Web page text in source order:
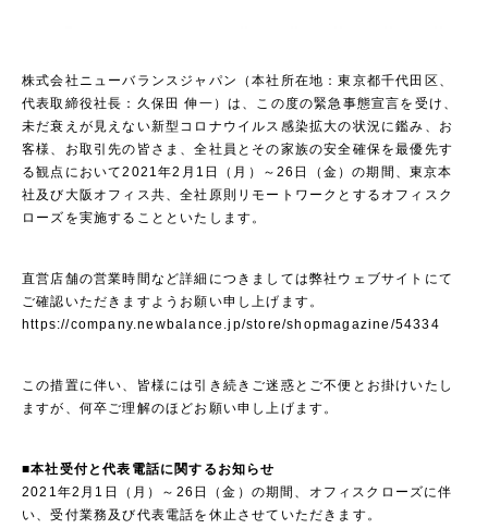
株式会社ニューバランスジャパン（本社所在地：東京都千代田区、
代表取締役社長：久保田 伸一）は、この度の緊急事態宣言を受け、
未だ衰えが見えない新型コロナウイルス感染拡大の状況に鑑み、お
客様、お取引先の皆さま、全社員とその家族の安全確保を最優先す
る観点において2021年2月1日（月）～26日（金）の期間、東京本
社及び大阪オフィス共、全社原則リモートワークとするオフィスク
ローズを実施することといたします。
直営店舗の営業時間など詳細につきましては弊社ウェブサイトにて
ご確認いただきますようお願い申し上げます。
https://company.newbalance.jp/store/shopmagazine/54334
この措置に伴い、皆様には引き続きご迷惑とご不便とお掛けいたし
ますが、何卒ご理解のほどお願い申し上げます。
■本社受付と代表電話に関するお知らせ
2021年2月1日（月）～26日（金）の期間、オフィスクローズに伴
い、受付業務及び代表電話を休止させていただきます。